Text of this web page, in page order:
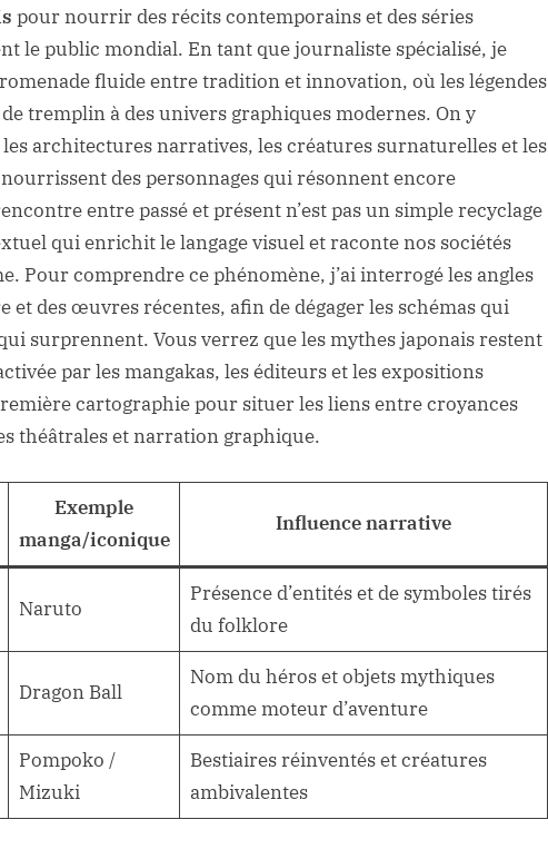
pour nourrir des récits contemporains et des séries
le public mondial. En tant que journaliste spécialisé, je
fluide entre tradition et innovation, où les légendes
tremplin à des univers graphiques modernes. On y
architectures narratives, les créatures surnaturelles et les
des personnages qui résonnent encore
entre passé et présent n’est pas un simple recyclage
qui enrichit le langage visuel et raconte nos sociétés
Pour comprendre ce phénomène, j’ai interrogé les angles
des œuvres récentes, afin de dégager les schémas qui
surprennent. Vous verrez que les mythes japonais restent
par les mangakas, les éditeurs et les expositions
cartographie pour situer les liens entre croyances
théâtrales et narration graphique.
Exemple
manga/iconique
Influence narrative
Naruto
Présence d’entités et de symboles tirés
du folklore
Dragon Ball
Nom du héros et objets mythiques
comme moteur d’aventure
Pompoko /
Mizuki
Bestiaires réinventés et créatures
ambivalentes